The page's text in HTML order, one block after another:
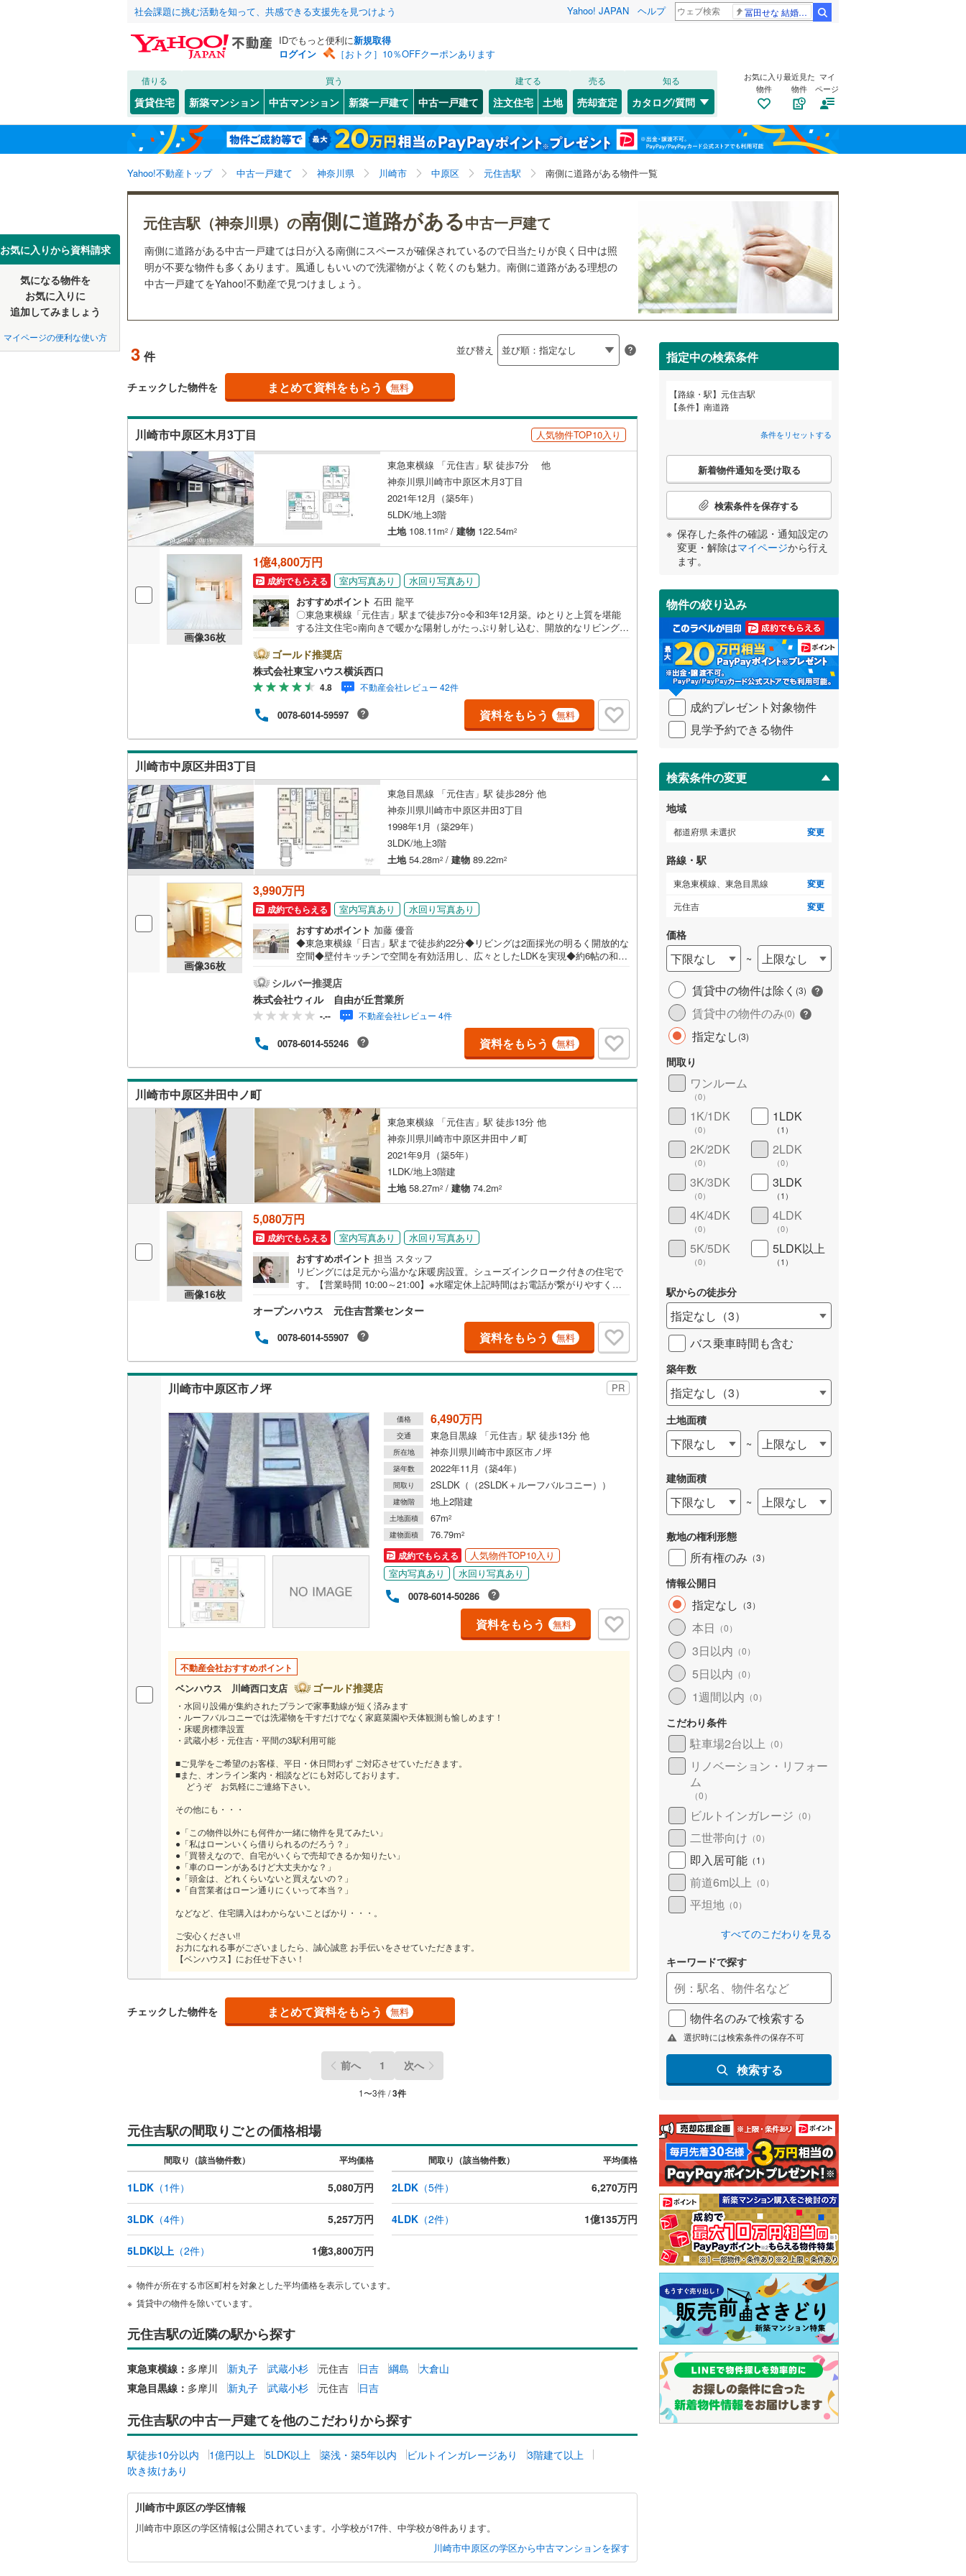
社会課題に挑む活動を知って、共感できる支援先を見つけよう Yahoo! JAPAN ヘルプ 冨田せな 結婚発表
IDでもっと便利に新規取得
ログイン
［おトク］10％OFFクーポンあります
借りる
賃貸住宅
買う
新築マンション 中古マンション 新築一戸建て 中古一戸建て
建てる
注文住宅 土地
売る
売却査定
知る
カタログ/質問
お気に入り
物件
最近見た
物件
マイ
ページ
Yahoo!不動産トップ 中古一戸建て 神奈川県 川崎市 中原区 元住吉駅 南側に道路がある物件一覧
お気に入りから資料請求
気になる物件を
お気に入りに
追加してみましょう
マイページの便利な使い方
元住吉駅（神奈川県）の南側に道路がある中古一戸建て
南側に道路がある中古一戸建ては日が入る南側にスペースが確保されているので日当たりが良く日中は照
明が不要な物件も多くあります。風通しもいいので洗濯物がよく乾くのも魅力。南側に道路がある理想の
中古一戸建てをYahoo!不動産で見つけましょう。
3 件 並び替え
チェックした物件を まとめて資料をもらう 無料
川崎市中原区木月3丁目 人気物件TOP10入り
東急東横線 「元住吉」駅 徒歩7分 他
神奈川県川崎市中原区木月3丁目
2021年12月（築5年）
5LDK/地上3階
土地108.11m2 / 建物 122.54m2
画像36枚
1億4,800万円
成約でもらえる 室内写真あり
水回り写真あり
おすすめポイント 石田 龍平
〇東急東横線「元住吉」駅まで徒歩7分○令和3年12月築。ゆとりと上質を堪能
する注文住宅○南向きで暖かな陽射しがたっぷり射し込む、開放的なリビング空
るとPayPayボーナスライトがもらえる「Yahoo！ 不動産 物件ご成約キャンペ
ーン」の対象になります。「資料をもらう」「見学予約をする」ボタンからお
問い合わせください。※必ずYahoo！ JAPAN IDでログインしてください。※Pay
Payボーナスライトは出金と譲渡はできません。有効期限は付与日から60日で
す。ーーーーーーーーーーーーーーーーーーーーーーーーーー紹介金融機関/都
市銀行利率/年利 0.95％（変動金利）※上記金利は 2026年8月時点 のものであ
り、実際の適用金利は融資実行時のものとなります。金利情勢により表記の返
済額と異なる場合があります。ーーーーーーーーーーーーーーーーーーーーー
ーーーー
ゴールド推奨店
株式会社東宝ハウス横浜西口
4.8 不動産会社レビュー 42件
0078-6014-59597 資料をもらう 無料
川崎市中原区井田3丁目
東急目黒線 「元住吉」駅 徒歩28分 他
神奈川県川崎市中原区井田3丁目
1998年1月（築29年）
3LDK/地上3階
土地54.28m2 / 建物 89.22m2
画像36枚
3,990万円
成約でもらえる 室内写真あり
水回り写真あり
おすすめポイント 加藤 優音
◆東急東横線「日吉」駅まで徒歩約22分◆リビングは2面採光の明るく開放的な
空間◆壁付キッチンで空間を有効活用し、広々としたLDKを実現◆約6帖の和室
で靴もスッキリ収納◆南向きのバルコニーは洗濯物もよく乾き、日当たり良好
◆2階リビングで人目を気にせずのんびりリラックス◆トイレは2ヶ所あり忙し
い朝や来客時にも便利◆カビやニオイの発生を抑える、窓付きキッチン＆浴室
◆追い焚き機能付きの浴室は節水対策に◆前面道路は約5.2m、車庫入れもスム
ーズ【営業時間 10:00～19:00】上記時間はお電話が繋がりやすくなっておりま
す。お気軽にご連絡下さい！現地を見学される場合はご見学予約ボタンよりご
希望の日時をご記入いただけますとスムーズにご案内が可能です。～住宅ロー
ン～諸費用込融資や築年数の古い物件のローンも得意としており、最適な銀行
をご提案します。～リフォーム～理想の間取り、テイストを作り上げられま
シルバー推奨店
株式会社ウィル 自由が丘営業所
-.-- 不動産会社レビュー 4件
0078-6014-55246 資料をもらう 無料
川崎市中原区井田中ノ町
東急東横線 「元住吉」駅 徒歩13分 他
神奈川県川崎市中原区井田中ノ町
2021年9月（築5年）
1LDK/地上3階建
土地58.27m2 / 建物 74.2m2
画像16枚
5,080万円
成約でもらえる 室内写真あり
水回り写真あり
おすすめポイント 担当 スタッフ
リビングには足元から温かな床暖房設置。シューズインクローク付きの住宅で
す。【営業時間 10:00～21:00】※水曜定休上記時間はお電話が繋がりやすくな
内・現地を見学する（無料）」ボタンよりご希望の日時をご記入いただけます
とスムーズにご案内が可能です。◎現地のご案内について・平日や夜遅い時間
帯もご案内が可能 ※定休日を除く・経験豊富なスタッフが物件詳細を丁寧にご
説明いたします。・車でご自宅や最寄り駅等、ご指定の場所まで送迎しま
す。・チャイルドシートのご用意ございます。◎個別FP相談会 無料物件のご
紹介だけでなく住宅ローン・資金のご相談、まずは家探しについて話を聞きた
いという方も大歓迎です！年間8000棟以上の限定物件を発表しているオープン
ださい！※限定物件:当社のみ、もしくは当社を含めた数社でのみご紹介可能な
オープンハウス・ディベロップメントの物件
オープンハウス 元住吉営業センター
0078-6014-55907 資料をもらう 無料
川崎市中原区市ノ坪 PR
価格 6,490万円
交通 東急目黒線 「元住吉」駅 徒歩13分 他
所在地 神奈川県川崎市中原区市ノ坪
築年数 2022年11月（築4年）
間取り 2SLDK（（2SLDK＋ルーフバルコニー））
建物階 地上2階建
土地面積 67m2
建物面積 76.79m2
成約でもらえる
人気物件TOP10入り
室内写真あり
水回り写真あり
0078-6014-50286
資料をもらう 無料
不動産会社おすすめポイント
ベンハウス 川崎西口支店 ゴールド推奨店
・水回り設備が集約されたプランで家事動線が短く済みます
・ルーフバルコニーでは洗濯物を干すだけでなく家庭菜園や天体観測も愉しめます！
・床暖房標準設置
・武蔵小杉・元住吉・平間の3駅利用可能
■ご見学をご希望のお客様、平日・休日問わず ご対応させていただきます。
■また、オンライン案内・相談などにも対応しております。
どうぞ お気軽にご連絡下さい。
その他にも・・・
●「この物件以外にも何件か一緒に物件を見てみたい」
●「私はローンいくら借りられるのだろう？」
●「買替えなので、自宅がいくらで売却できるか知りたい」
●「車のローンがあるけど大丈夫かな？」
●「頭金は、どれくらいないと買えないの？」
●「自営業者はローン通りにくいって本当？」
などなど、住宅購入はわからないことばかり・・・。
ご安心ください!!
お力になれる事がございましたら、誠心誠意 お手伝いをさせていただきます。
【ベンハウス】にお任せ下さい！
チェックした物件を まとめて資料をもらう 無料
前へ 1 次へ
1〜3件 /3件
元住吉駅の間取りごとの価格相場
間取り（該当物件数） 平均価格 間取り（該当物件数） 平均価格
1LDK （1件） 5,080万円 2LDK（5件） 6,270万円
3LDK （4件） 5,257万円 4LDK（2件） 1億135万円
5LDK以上 （2件） 1億3,800万円
物件が所在する市区町村を対象とした平均価格を表示しています。
賃貸中の物件を除いています。
元住吉駅の近隣の駅から探す
東急東横線： 多摩川 新丸子 武蔵小杉 元住吉 日吉 綱島
大倉山
東急目黒線： 多摩川 新丸子 武蔵小杉 元住吉 日吉
元住吉駅の中古一戸建てを他のこだわりから探す
駅徒歩10分以内 1億円以上 5LDK以上 築浅・築5年以内 ビルトインガレージあり
3階建て以上
吹き抜けあり
川
崎
市
川崎市中原区の学区情報
川崎市中原区の学区情報は公開されています。小学校が17件、中学校が8件あります。
川崎市中原区の学区から中古マンションを探す
指定中の検索条件
路線・駅
元住吉駅
条件
南道路
条件をリセットする
こ
検
条
件
受
け
取
る
・
条
件
を
イ
ペ
ジ
に
保
存
す
る
新着物件通知を受け取る
検索条件を保存する
保存した条件の確認・通知設定の
変更・解除はマイページから行え
ます。
物件の絞り込み
成約プレゼント対象物件
見学予約できる物件
検索条件の変更
地域
都道府県 未選択 変更
路線・駅
東急東横線、東急目黒線 変更
元住吉 変更
価格
下限なし ~
上限なし
賃貸中の物件は除く (3)
賃貸中の物件のみ(0)
指定なし(3)
間取り
ワンルーム
（0）
1K/1DK
（0）
1LDK
（1 ）
2K/2DK
（0）
2LDK
（0）
3K/3DK
（0）
3LDK
（1 ）
4K/4DK
（0）
4LDK
（0）
5K/5DK
（0）
5LDK以上
（1 ）
駅からの徒歩分
指定なし （3）
バス乗車時間も含む
築年数
指定なし （3）
土地面積
下限なし ~ 上限なし
建物面積
下限なし ~ 上限なし
敷地の権利形態
所有権のみ （3）
情報公開日
指定なし （3）
本日 （0）
3日以内 （0）
5日以内 （0）
1週間以内 （0）
こだわり条件
駐車場2台以上 （0）
リノベーション・リフォー
ム
（0）
ビルトインガレージ （0）
二世帯向け （0）
即入居可能 （1 ）
前道6m以上 （0）
平坦地 （0）
すべてのこだわりを見る
キーワードで探す
物件名のみで検索する
選択時には検索条件の保存不可
検索する
北海道 北海道
東北 青森 岩手 宮城 秋田 山形 福島
関東 東京 神奈川 埼玉 千葉 茨城 栃木
長野 富山
東海 愛知 岐阜 静岡 三重
近畿 大阪 兵庫 和歌山
中国 鳥取 島根 岡山 広島 山口
高知
福岡 佐賀 長崎 鹿児島
該当物件0件 この条件で検索する 条件をリセットする
該当物件0件 この条件で検索する 条件をリセットする
該当物件0件 この条件で検索する 条件をリセットする
JR 函館本線(23) 札沼線(4) 千歳線(8)
石勝線(0) 室蘭本線(23) 日高本線(2)
根室本線(20) 富良野線(1) 宗谷本線(5)
石北本線
(9) 釧網本線(3
常磐線(140) 水郡線(26) 川越線(77)
高崎線 (155 ) 上越線(27)
両毛線(78) 水戸線(15) 日光線(32)
烏山線(18) 仙石線(29)
大船渡線(1)
釜石線(4)
花輪線 (0) 八戸線(2)
大湊線(1)
陸羽西線 (3)
五能線(0) (2)
羽越本線( 15) 白新線 信越本線(22)
飯山線(2) 弥彦線(1)
湘南新宿ライン（宇都宮～逗子）
(172)
湘南新宿ライン（前橋～小田原）
総武本線 (59)
外房線(51) 内房線 京葉線(5)
成田線(26) 鹿島線(1) 久留里線(22)
山手線(9)
南武線(20) 武蔵野線(102)
横浜線 (112) 横須賀線(46)
相模線(106) 中央本線（JR東日本）(124 青梅線
五日市線(15) 八高線(84)
京浜東北線(141)
常磐線（各駅停車）
埼京線(60) 総武線
伊東線
(20) 東海道本線（JR東海） 御殿場線( 34)
身延線(71) 飯田線 (45 中央本線（JR東海）
武豊線(14) 高山本線（JR東海）(5) 太多線(17)
関西本線（JR東海）(17) 紀勢本線（JR東海） 名松線(
参宮線(0) 東海道本線（JR西日本）
大糸線（JR西日本）(0) 北陸本線(1) 小浜線(5 )
越美北線(3) 城端線(2)
氷見線 (0 関西本線（JR西日本）(59)
紀勢本線（JR西日本）
湖西線(29) 大阪環状線(22)
桜島線(6) 福知山線(76) 山陽本線（JR西日本）
姫新線 (43 )
津山線(6) 吉備線(8)
宇野線
13) 伯備線 ( 14 ) 芸備線(6)
福塩線(16) 可部線
岩徳線(2) (3
小野田線
山陰本線(
舞鶴線( 2 境線(2)
木次線(1 ) 草津線(10 )
桜井線 (19) 和歌山線(33)
阪和線(48 関西空港線( 3) 東西線(7)
おおさか東線(34) 本四備讃線(1)
高徳線 ( )
鳴門線(2) 徳島線 牟岐線( 0
土讃線 (18) 土讃線(0) 山陽本線（JR九州） 4
鹿児島本線(80) 香椎線(8)
三角線(9) 肥薩線(6 ) 指宿枕崎線(26)
長崎本線(22 筑肥線(11)
佐世保線(3) 大村線(3) 久大本線(7)
日豊本線(61)
日南線( 13) 吉都線 筑豊本線(14
後藤寺線(2) 宮崎空港線(1 ) 北海道新幹線(1
山形新幹線(56)
秋田新幹線
東海道新幹線(81)
山陽新幹線(49) 九州新幹線(11)
地下鉄 札幌市営地下鉄南北線(5) 札幌市営地下鉄東豊線( 2)
仙台市地下鉄南北線
東京メトロ銀座線
東京メトロ日比谷線(11
東京メトロ東西線 ( 16 ) 東京メトロ有楽町線
東京メトロ半蔵門線
東京メトロ副都心線
都営新宿線(16)
横浜市営地下鉄グリーンライン
名古屋市営地下鉄鶴舞線(27)
名古屋市営地下鉄桜通線(18) 名古屋市営地下鉄名港線(7)
京都市営地下鉄烏丸線(37) OsakaMetro長堀鶴見緑地線 (15
OsakaMetro今里筋線(16) OsakaMetro谷町線(33)
OsakaMetro四つ橋線(7) OsakaMetro千日前線 (11)
福岡市地下鉄空港線
福岡市地下鉄七隈線(4)
私鉄・その他 札幌市電(0) 函館市電(0) 函館市電宝来・谷地頭線(0)
道南いさりび鉄道(2) 真岡鐵道(13)
(17) 山形鉄道フラワー長井線(0)
秋田内陸縦貫鉄道(1)
えちごトキめき鉄道妙高はねうまラ
イン(3)
いすみ鉄道(4) しなの鉄道(11)
津軽鉄道(0)
弘南鉄道弘南線(0) 弘南鉄道大鰐線(1) 三陸鉄道リアス線(3)
由利高原鉄道鳥海山ろく線(0) 仙台空港アクセス線(13)
長野電鉄長野線( ) 松本電鉄上高地線(0)
宇都宮ライトレール(19) 関東鉄道常総線(13)
鹿島臨海鉄道大洗鹿島線(26 ひたちなか海浜鉄道湊線( )
流鉄流山線( 6) つくばエクスプレス
京成押上線( 6)
該当物件0件 この条件で検索する 条件をリセットする
(0) (0) (1) (1) (2) 自由が丘 (0) (0) (1) (3) (3)
(6) (1) (1 ) (1 ) (1) (1) (0)
(1) (3)
該当物件0件 この条件で検索する 条件をリセットする
こだわり条件 リフォーム、リノベーション
リノベーション・リフォーム
（0）
築古・築30年以上（0）
設備
（ ）
駐車場2台以上 （0 ） ビルトインガレージ 太陽光発電システム（1）
ＴＶモニタ付インターホン
（2）
防犯カメラ（0）
間取り、居室全体
バリアフリー住宅（ 間取り変更可能（0）
二世帯向け（0） 3階建て以上（3）
サービスルーム（納戸）（1）
最寄りの駅が始発駅 0） 海まで2km以内（ 小学校まで1km以内（1）
配置、向き、建ち方、日当たり
前道6m以上 角地（0） 南道路（3）
平坦地（0
LD
リビングダイニング15畳以上
キッチン
（0 対面キッチン（2）
販売、価格、契約、入居関連など
浴室乾燥機あり（
収納
ウォークインクローゼット
（1）
床下収納
バルコニー、庭
ウッドデッキあり
構造・規模・施工・品質・工法関連
耐震、免震、制震構造
（0）
住宅性能評価付き（0） 長期優良住宅（0
オンライン対応
オンライン内見(相談)可（2） IT重説可（1）
オンライン対応とは？ 詳しく見る
該当物件0件 この条件で検索する 条件をリセットする
検索条件を保存しました
この検索条件の新着物件通知は、 マイページから設定できます。
保存した条件を見る
元住吉駅、南道路
検索条件を保存する
マイページ
閉じる お気に入りリストを見る
閉じる
閉じる お気に入りリストを見る
閉じる